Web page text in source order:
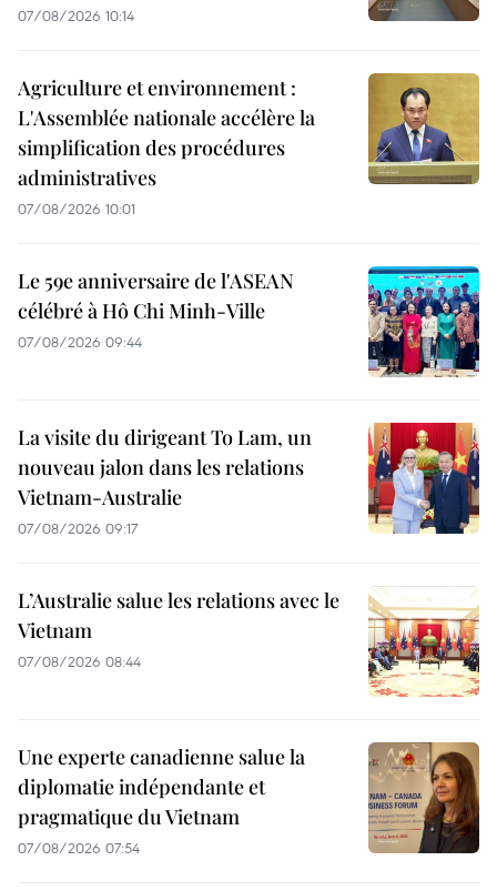
07/08/2026 10:14
Agriculture et environnement :
L'Assemblée nationale accélère la
simplification des procédures
administratives
07/08/2026 10:01
Le 59e anniversaire de l'ASEAN
célébré à Hô Chi Minh-Ville
07/08/2026 09:44
La visite du dirigeant To Lam, un
nouveau jalon dans les relations
Vietnam-Australie
07/08/2026 09:17
L’Australie salue les relations avec le
Vietnam
07/08/2026 08:44
Une experte canadienne salue la
diplomatie indépendante et
pragmatique du Vietnam
07/08/2026 07:54